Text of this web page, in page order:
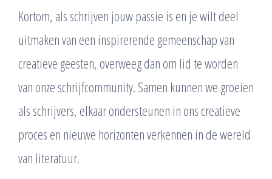
Kortom, als schrijven jouw passie is en je wilt deel
uitmaken van een inspirerende gemeenschap van
creatieve geesten, overweeg dan om lid te worden
van onze schrijfcommunity. Samen kunnen we groeien
als schrijvers, elkaar ondersteunen in ons creatieve
proces en nieuwe horizonten verkennen in de wereld
van literatuur.